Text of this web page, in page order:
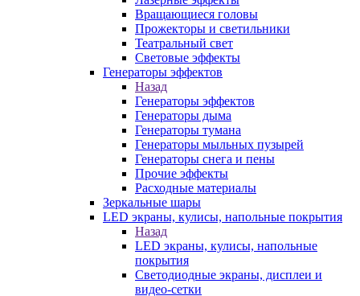
Вращающиеся головы
Прожекторы и светильники
Театральный свет
Световые эффекты
Генераторы эффектов
Назад
Генераторы эффектов
Генераторы дыма
Генераторы тумана
Генераторы мыльных пузырей
Генераторы снега и пены
Прочие эффекты
Расходные материалы
Зеркальные шары
LED экраны, кулисы, напольные покрытия
Назад
LED экраны, кулисы, напольные
покрытия
Светодиодные экраны, дисплеи и
видео-сетки